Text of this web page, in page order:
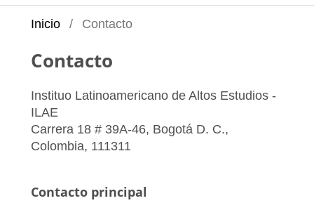
Inicio / Contacto
Contacto
Instituo Latinoamericano de Altos Estudios -
ILAE
Carrera 18 # 39A-46, Bogotá D. C.,
Colombia, 111311
Contacto principal